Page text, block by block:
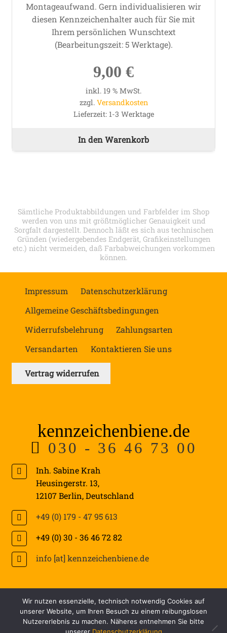
Montageaufwand. Gern individualisieren wir
diesen Kennzeichenhalter auch für Sie mit
Ihrem persönlichen Wunschtext
(Bearbeitungszeit: 5 Werktage).
9,00 €
inkl. 19 % MwSt.
zzgl. Versandkosten
Lieferzeit: 1-3 Werktage
In den Warenkorb
Sämtliche Produktabbildungen und Farbfelder im Shop
werden von uns mit größtmöglicher Genauigkeit und
Sorgfalt dargestellt. Dennoch läßt es sich aus technischen
Gründen (wiedergebendes Endgerät, Grafikeinstellungen
etc.) nicht vermeiden, daß Farbabweichungen vorkommen
können.
Impressum
Datenschutzerklärung
Allgemeine Geschäftsbedingungen
Widerrufsbelehrung
Zahlungsarten
Versandarten
Kontaktieren Sie uns
Vertrag widerrufen
kennzeichenbiene.de
030 - 36 46 73 00
Inh. Sabine Krah
Heusingerstr. 13,
12107 Berlin,Deutschland
+49 (0) 179 - 47 95 613
+49 (0) 30 - 36 46 72 82
info [at] kennzeichenbiene.de
W
i
r
B
e
z
© 2026 kennzeichenbiene.de - Made with & byMelG
Wir nutzen essenzielle, technisch notwendig Cookies auf
unserer Website, um Ihren Besuch zu einem reibungslosen
Nutzererlebnis zu machen. Näheres entnehmen Sie bitte